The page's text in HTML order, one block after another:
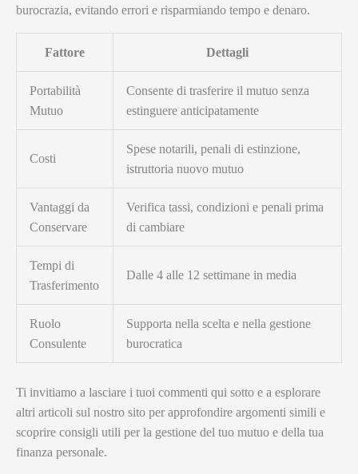
burocrazia, evitando errori e risparmiando tempo e denaro.
Fattore Dettagli
Portabilità
Mutuo
Consente di trasferire il mutuo senza
estinguere anticipatamente
Costi
Spese notarili, penali di estinzione,
istruttoria nuovo mutuo
Vantaggi da
Conservare
Verifica tassi, condizioni e penali prima
di cambiare
Tempi di
Trasferimento
Dalle 4 alle 12 settimane in media
Ruolo
Consulente
Supporta nella scelta e nella gestione
burocratica
Ti invitiamo a lasciare i tuoi commenti qui sotto e a esplorare
altri articoli sul nostro sito per approfondire argomenti simili e
scoprire consigli utili per la gestione del tuo mutuo e della tua
finanza personale.